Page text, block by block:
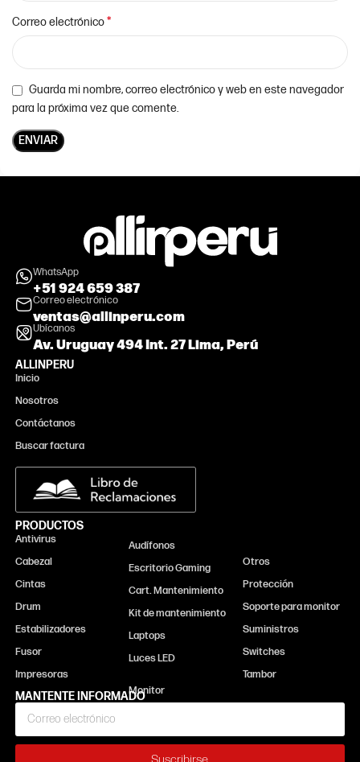
Correo electrónico*
Guarda mi nombre, correo electrónico y web en este navegador
para la próxima vez que comente.
WhatsApp
+51 924 659 387
Correo electrónico
ventas@allinperu.com
Ubícanos
Av. Uruguay 494 Int. 27 Lima, Perú
ALLINPERU
Inicio
Nosotros
Contáctanos
Buscar factura
PRODUCTOS
Antivirus
Cabezal
Cintas
Drum
Estabilizadores
Fusor
Impresoras
Audífonos
Escritorio Gaming
Cart. Mantenimiento
Kit de mantenimiento
Laptops
Luces LED
Otros
Protección
Soporte para monitor
Suministros
Switches
Tambor
MANTENTE INFORMADO